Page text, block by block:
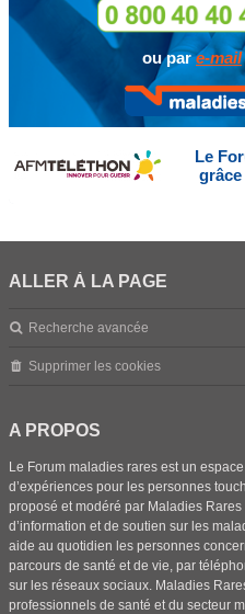
ou pare-mail
Le
ALLER À LA PAGE
Recherche avancée
Supprimer les cookies
A PROPOS
Le Forum maladies rares est un
d’expériences pour les personnes
proposé et modéré par Maladies
d’information et de soutien sur les
aide au quotidien les personnes
parcours de santé et de vie, par
sur les réseaux sociaux. Maladies
professionnels de santé et du secteur